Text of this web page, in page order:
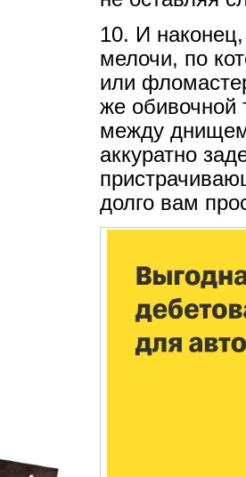
10. И
мелочи, по
или
же обивочной
между
аккуратно
долго вам